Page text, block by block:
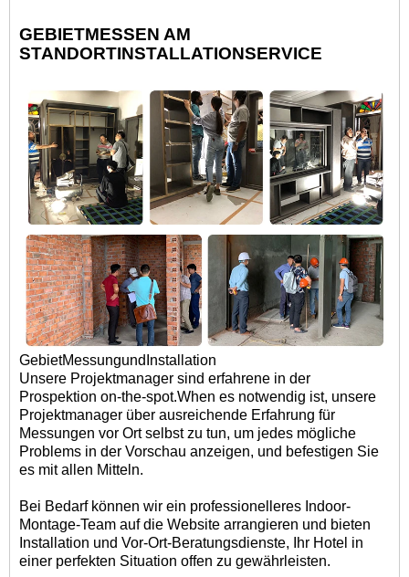
GEBIETMESSEN AM
STANDORTINSTALLATIONSERVICE
GebietMessungund Installation
Unsere Projektmanager sind erfahrene in der
Prospektion on-the-spot.When es notwendig ist, unsere
Projektmanager über ausreichende Erfahrung für
Messungen vor Ort selbst zu tun, um jedes mögliche
Problems in der Vorschau anzeigen, und befestigen Sie
es mit allen Mitteln.
Bei Bedarf können wir ein professionelleres Indoor-
Montage-Team auf die Website arrangieren und bieten
Installation und Vor-Ort-Beratungsdienste, Ihr Hotel in
einer perfekten Situation offen zu gewährleisten.